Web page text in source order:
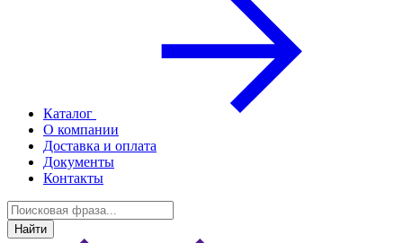
Каталог
О компании
Доставка и оплата
Документы
Контакты
Найти